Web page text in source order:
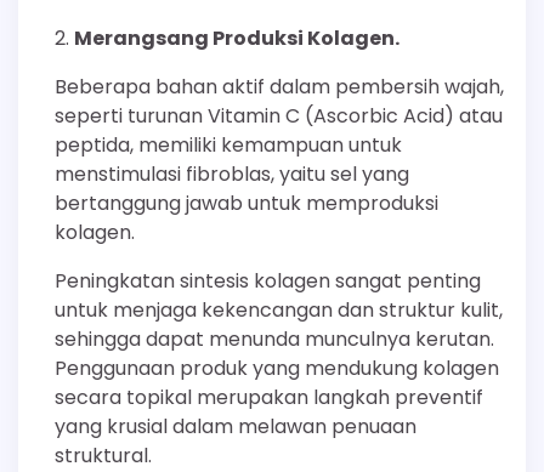
Merangsang Produksi Kolagen.
Beberapa bahan aktif dalam pembersih wajah,
seperti turunan Vitamin C (Ascorbic Acid) atau
peptida, memiliki kemampuan untuk
menstimulasi fibroblas, yaitu sel yang
bertanggung jawab untuk memproduksi
kolagen.
Peningkatan sintesis kolagen sangat penting
untuk menjaga kekencangan dan struktur kulit,
sehingga dapat menunda munculnya kerutan.
Penggunaan produk yang mendukung kolagen
secara topikal merupakan langkah preventif
yang krusial dalam melawan penuaan
struktural.